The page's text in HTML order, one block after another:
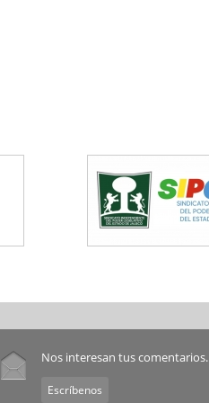
Nos interesan tus comentarios.
Escríbenos